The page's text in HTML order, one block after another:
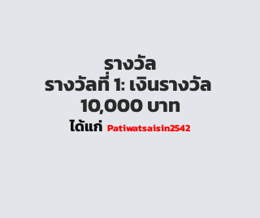
รางวัล
รางวัลที่ 1: เงินรางวัล
10,000 บาท
ได้แก่ Patiwatsaisin2542